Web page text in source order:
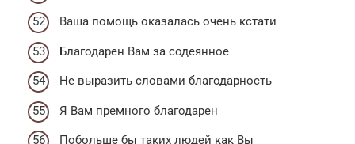
Ваша помощь оказалась очень кстати
Благодарен Вам за содеянное
Не выразить словами благодарность
Я Вам премного благодарен
Побольше бы таких людей как Вы